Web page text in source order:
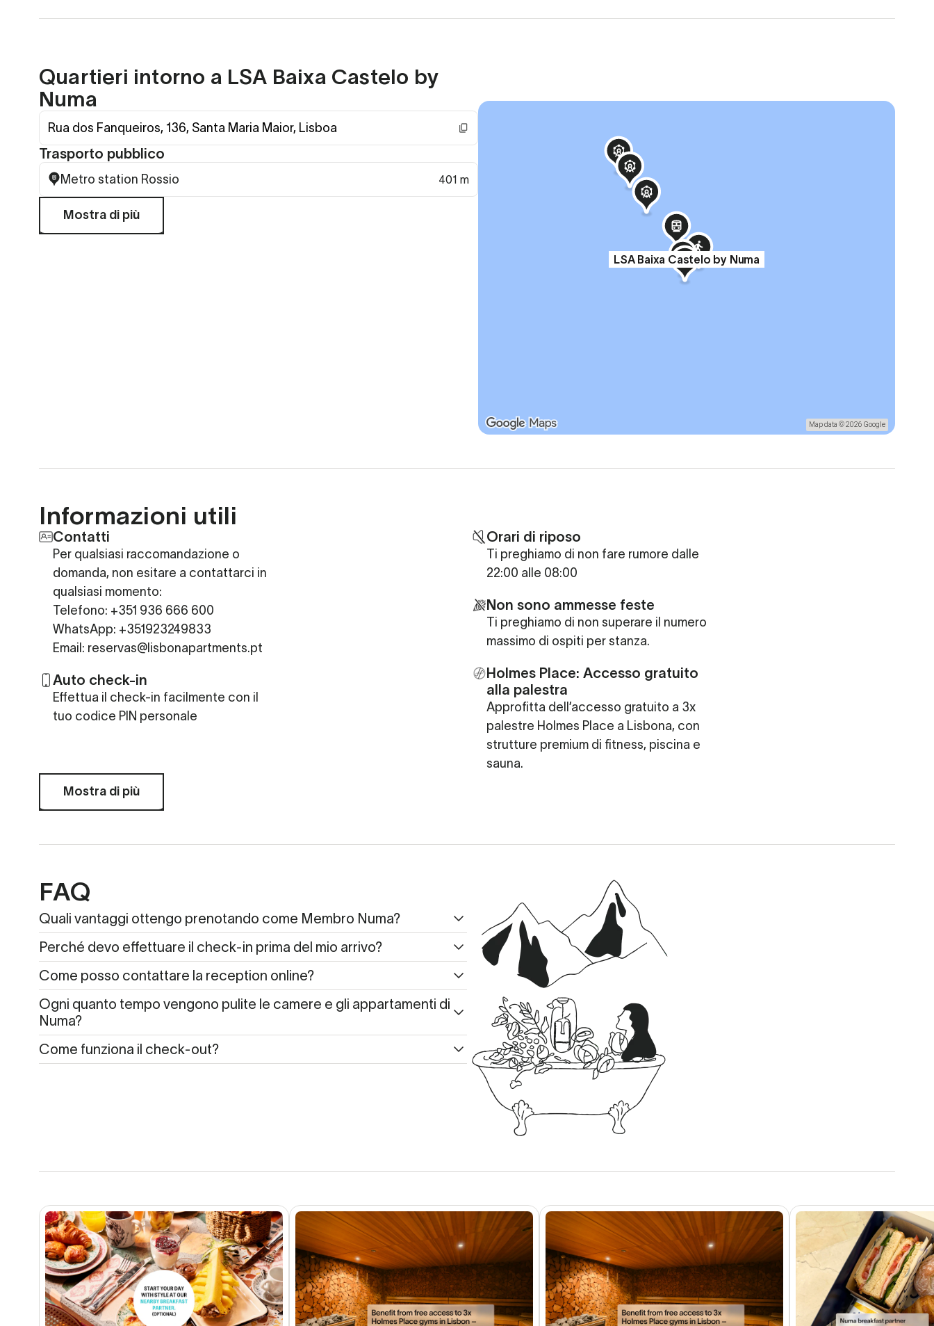
Quartieri intorno a LSA Baixa Castelo by
Numa
Rua dos Fanqueiros, 136, Santa Maria Maior, Lisboa
Trasporto pubblico
Metro station Rossio 401 m
Mostra di più
LSA Baixa Castelo by Numa
Map data © 2026 Google
Informazioni utili
Contatti
Per qualsiasi raccomandazione o
domanda, non esitare a contattarci in
qualsiasi momento:
Telefono: +351 936 666 600
WhatsApp: +351923249833
Email: reservas@lisbonapartments.pt
Auto check-in
Effettua il check-in facilmente con il
tuo codice PIN personale
Orari di riposo
Ti preghiamo di non fare rumore dalle
22:00 alle 08:00
Non sono ammesse feste
Ti preghiamo di non superare il numero
massimo di ospiti per stanza.
Holmes Place: Accesso gratuito
alla palestra
Approfitta dell’accesso gratuito a 3x
palestre Holmes Place a Lisbona, con
strutture premium di fitness, piscina e
sauna.
Mostra di più
FAQ
Quali vantaggi ottengo prenotando come Membro Numa?
Perché devo effettuare il check-in prima del mio arrivo?
Come posso contattare la reception online?
Ogni quanto tempo vengono pulite le camere e gli appartamenti di
Numa?
Come funziona il check-out?